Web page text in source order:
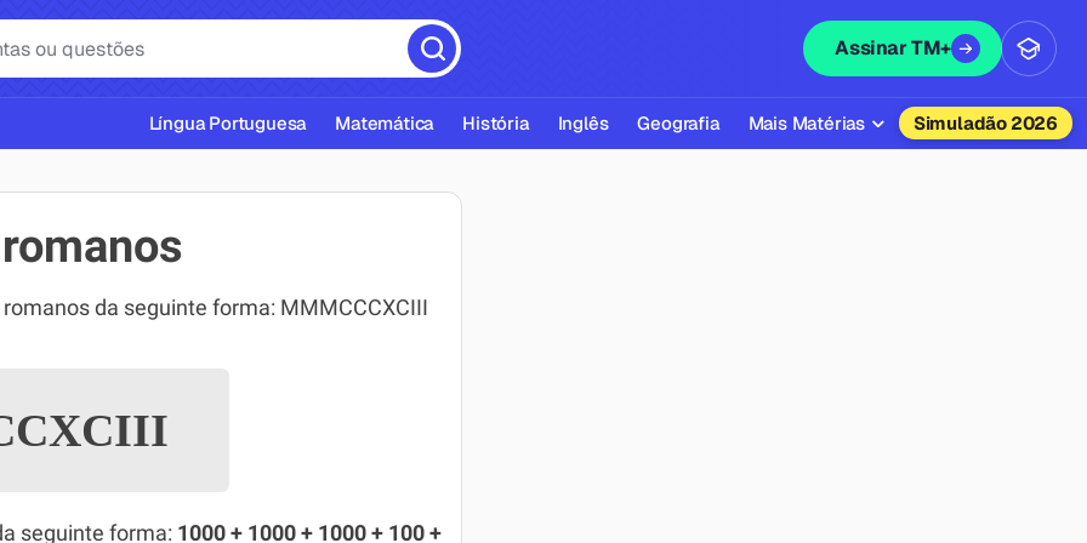
Assinar TM+
ABNT
Língua Portuguesa Matemática História Inglês Geografia Mais Matérias Simuladão 2026
da seguinte forma: MMMCCCXCIII
seguinte forma: 1000 + 1000 + 1000 + 100 +